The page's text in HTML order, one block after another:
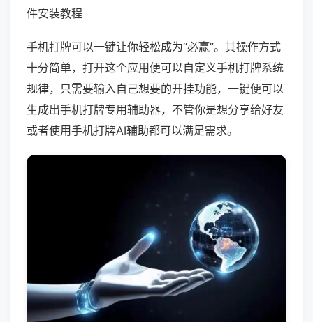
件安装教程
手机打牌可以一键让你轻松成为“必赢”。其操作方式
十分简单，打开这个应用便可以自定义手机打牌系统
规律，只需要输入自己想要的开挂功能，一键便可以
生成出手机打牌专用辅助器，不管你是想分享给好友
或者使用手机打牌AI辅助都可以满足需求。